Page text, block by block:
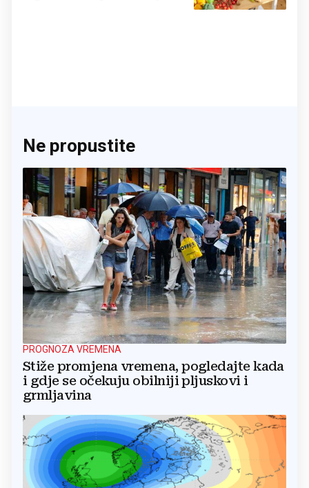
Ne propustite
PROGNOZA VREMENA
Stiže promjena vremena, pogledajte kada
i gdje se očekuju obilniji pljuskovi i
grmljavina